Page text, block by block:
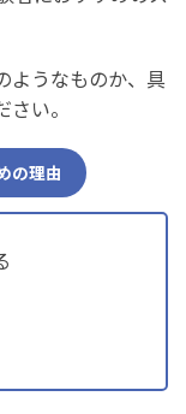
ようなものか、具
い。
の理由